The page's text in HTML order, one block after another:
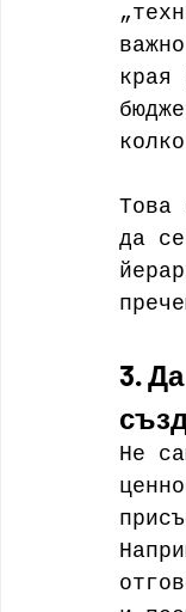
края
Това
да
3.
Не